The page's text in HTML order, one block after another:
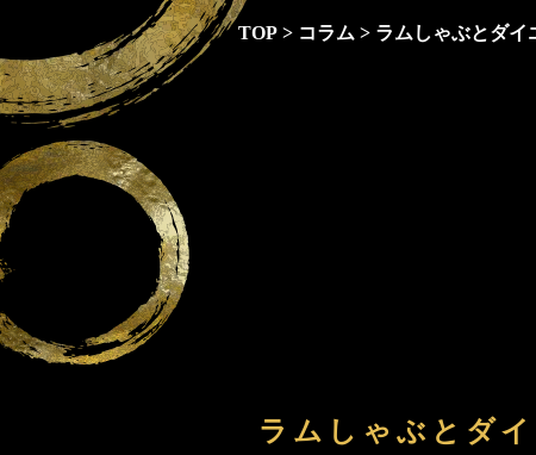
TOP > コラム > ラムしゃぶとダイ
ラムしゃぶとダ